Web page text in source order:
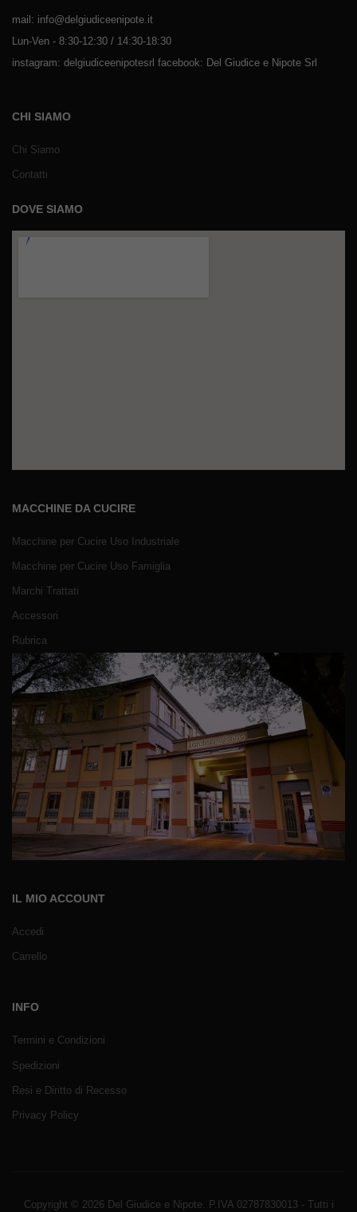
mail: info@delgiudiceenipote.it
Lun-Ven - 8:30-12:30 / 14:30-18:30
instagram: delgiudiceenipotesrl facebook: Del Giudice e Nipote Srl
CHI SIAMO
Chi Siamo
Contatti
DOVE SIAMO
MACCHINE DA CUCIRE
Macchine per Cucire Uso Industriale
Macchine per Cucire Uso Famiglia
Marchi Trattati
Accessori
Rubrica
IL MIO ACCOUNT
Accedi
Carrello
INFO
Termini e Condizioni
Spedizioni
Resi e Diritto di Recesso
Privacy Policy
Copyright © 2026 Del Giudice e Nipote. P.IVA 02787830013 - Tutti i